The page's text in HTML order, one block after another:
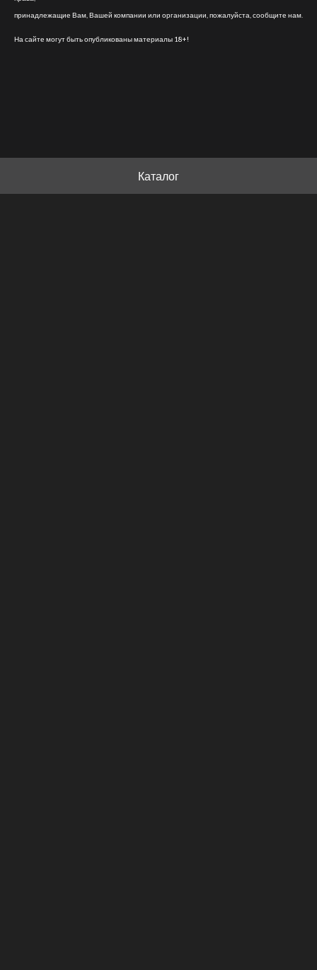
принадлежащие Вам, Вашей компании или организации, пожалуйста, сообщите нам.
На сайте могут быть опубликованы материалы 18+!
Каталог